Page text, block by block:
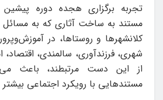
تجربه برگزاری هجده دوره پیشین
مستند به ساخت آثاری که به مسائل
کلانشهرها و روستاها، در
شهری، فرزندآوری، سالمندی،
از این دست مرتبطند، باعث
مستندهایی با رویکرد اجتماعی